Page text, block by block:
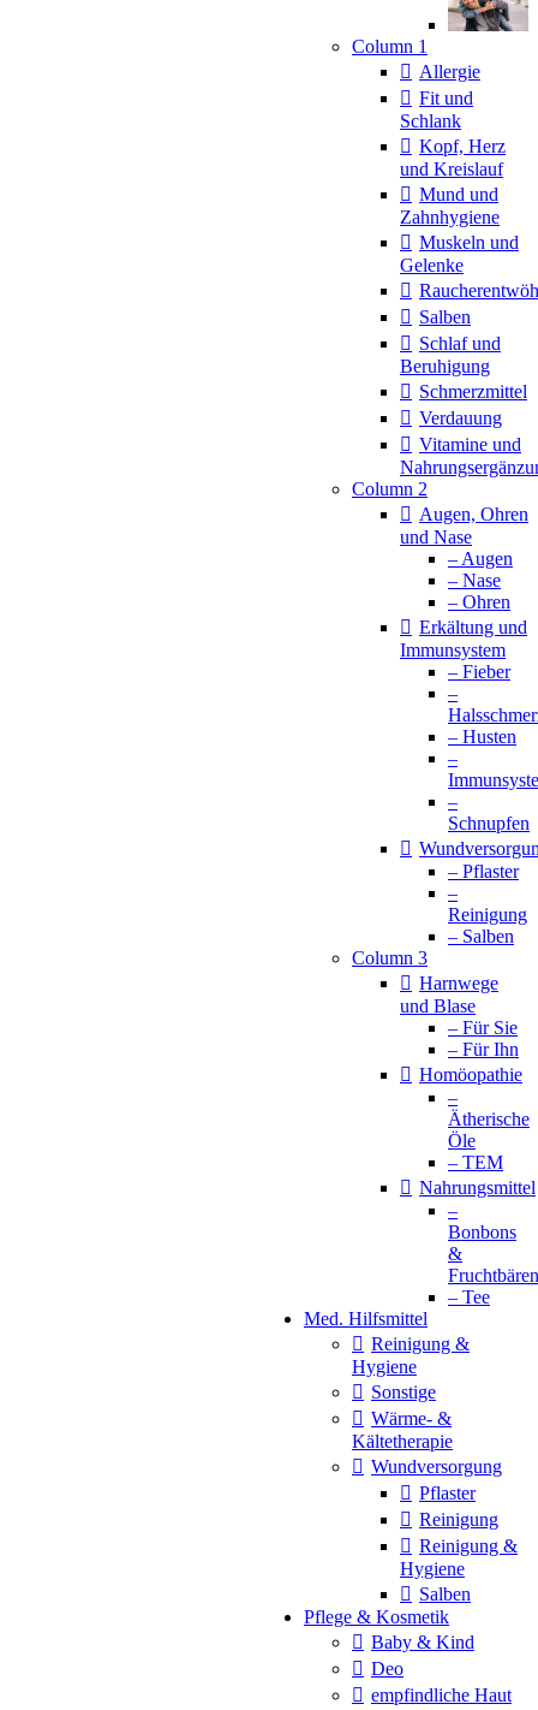
Column 1
Allergie
Fit und
Schlank
Kopf, Herz
und Kreislauf
Mund und
Zahnhygiene
Muskeln und
Gelenke
Salben
Schlaf und
Beruhigung
Schmerzmittel
Verdauung
Vitamine und
Column 2
Augen, Ohren
und Nase
– Augen
– Nase
– Ohren
Erkältung und
Immunsystem
– Fieber
–
– Husten
–
–
Schnupfen
– Pflaster
–
Reinigung
– Salben
Column 3
Harnwege
und Blase
– Für Sie
– Für Ihn
Homöopathie
–
Ätherische
Öle
– TEM
Nahrungsmittel
–
Bonbons
&
Fruchtbären
– Tee
Med. Hilfsmittel
Reinigung &
Hygiene
Sonstige
Wärme- &
Kältetherapie
Wundversorgung
Pflaster
Reinigung
Reinigung &
Hygiene
Salben
Pflege & Kosmetik
Baby & Kind
Deo
empfindliche Haut